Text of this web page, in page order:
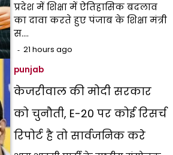
प्रदेश में शिक्षा में ऐतिहासिक बदलाव
का दावा करते हुए पंजाब के शिक्षा मंत्री
स.…
21 hours ago
punjab
केजरीवाल की मोदी सरकार
को चुनौती, E-20 पर कोई रिसर्च
रिपोर्ट है तो सार्वजनिक करे